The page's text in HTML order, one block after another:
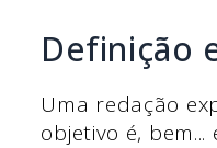
Definição
Uma redação
objetivo é, bem...